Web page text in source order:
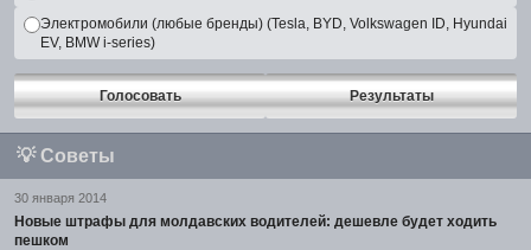
Электромобили (любые бренды) (Tesla, BYD, Volkswagen ID, Hyundai
EV, BMW i-series)
Голосовать Результаты
💡 Советы
30 января 2014
Новые штрафы для молдавских водителей: дешевле будет ходить
пешком